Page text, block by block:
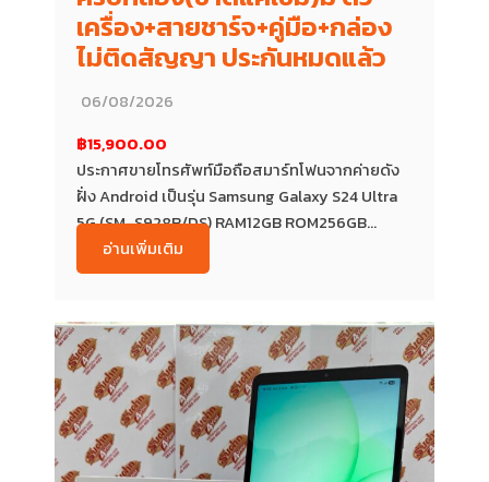
เครื่อง+สายชาร์จ+คู่มือ+กล่อง
ไม่ติดสัญญา ประกันหมดแล้ว
06/08/2026
฿15,900.00
ประกาศขายโทรศัพท์มือถือสมาร์ทโฟนจากค่ายดัง
ฝั่ง Android เป็นรุ่น Samsung Galaxy S24 Ultra
5G (SM-S928B/DS) RAM12GB ROM256GB...
อ่านเพิ่มเติม